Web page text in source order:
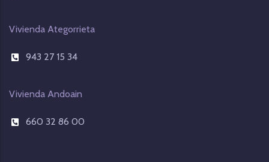
Vivienda Ategorrieta
943 27 15 34
Vivienda Andoain
660 32 86 00